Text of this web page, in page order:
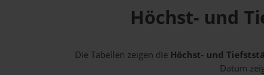
Höchst- und
Die Tabellen zeigen die Höchst- und
Datum